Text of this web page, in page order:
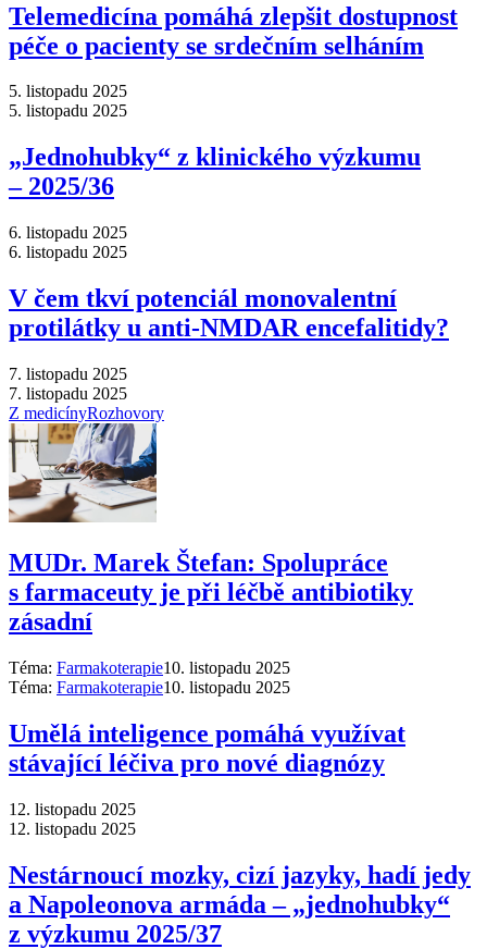
Telemedicína pomáhá zlepšit dostupnost
péče o pacienty se srdečním selháním
5. listopadu 2025
5. listopadu 2025
„Jednohubky“ z klinického výzkumu
–⁠ 2025/36
6. listopadu 2025
6. listopadu 2025
V čem tkví potenciál monovalentní
protilátky u anti-NMDAR encefalitidy?
7. listopadu 2025
7. listopadu 2025
Z medicínyRozhovory
MUDr. Marek Štefan: Spolupráce
s farmaceuty je při léčbě antibiotiky
zásadní
Téma: Farmakoterapie10. listopadu 2025
Téma: Farmakoterapie10. listopadu 2025
Umělá inteligence pomáhá využívat
stávající léčiva pro nové diagnózy
12. listopadu 2025
12. listopadu 2025
Nestárnoucí mozky, cizí jazyky, hadí jedy
a Napoleonova armáda –⁠ „jednohubky“
z výzkumu 2025/37